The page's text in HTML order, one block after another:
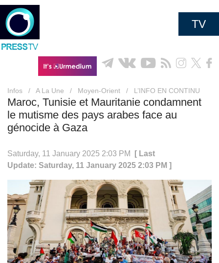
TV
Infos / A La Une / Moyen-Orient / L’INFO EN CONTINU
Maroc, Tunisie et Mauritanie condamnent
le mutisme des pays arabes face au
génocide à Gaza
Saturday, 11 January 2025 2:03 PM
[ Last
Update: Saturday, 11 January 2025 2:03 PM ]